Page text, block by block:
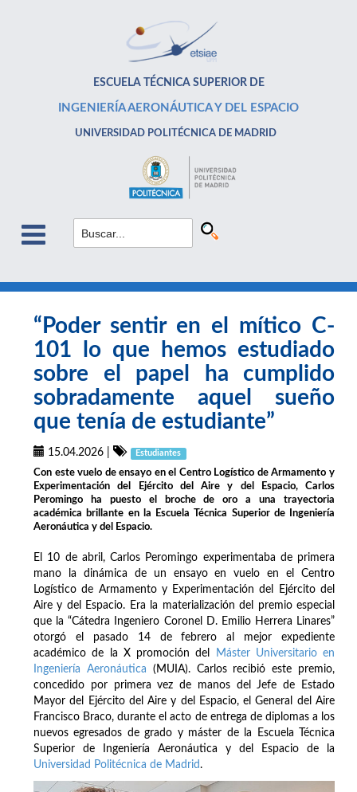
ESCUELA TÉCNICA SUPERIOR DE
INGENIERÍA AERONÁUTICA Y DEL ESPACIO
UNIVERSIDAD POLITÉCNICA DE MADRID
“Poder sentir en el mítico C-
101 lo que hemos estudiado
sobre el papel ha cumplido
sobradamente aquel sueño
que tenía de estudiante”
15.04.2026 Estudiantes
Con este vuelo de ensayo en el Centro Logístico de Armamento y
Experimentación del Ejército del Aire y del Espacio, Carlos
Peromingo ha puesto el broche de oro a una trayectoria
académica brillante en la Escuela Técnica Superior de Ingeniería
Aeronáutica y del Espacio.
El 10 de abril, Carlos Peromingo experimentaba de primera
mano la dinámica de un ensayo en vuelo en el Centro
Logístico de Armamento y Experimentación del Ejército del
Aire y del Espacio. Era la materialización del premio especial
que la “Cátedra Ingeniero Coronel D. Emilio Herrera Linares”
otorgó el pasado 14 de febrero al mejor expediente
académico de la X promoción del
Máster Universitario en
Ingeniería Aeronáutica (MUIA). Carlos recibió este premio,
concedido por primera vez de manos del Jefe de Estado
Mayor del Ejército del Aire y del Espacio, el General del Aire
Francisco Braco, durante el acto de entrega de diplomas a los
nuevos egresados de grado y máster de la Escuela Técnica
Superior de Ingeniería Aeronáutica y del Espacio de la
Universidad Politécnica de Madrid .